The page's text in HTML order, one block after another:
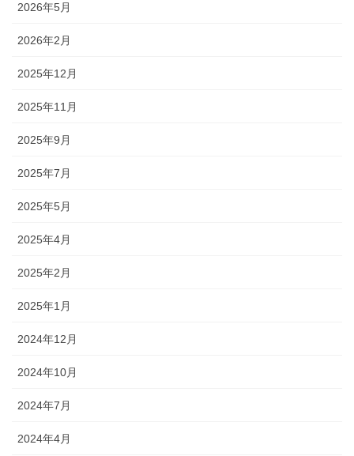
2026年5月
2026年2月
2025年12月
2025年11月
2025年9月
2025年7月
2025年5月
2025年4月
2025年2月
2025年1月
2024年12月
2024年10月
2024年7月
2024年4月